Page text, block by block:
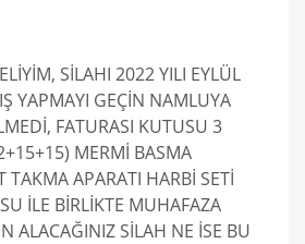
SİLAHI 2022 YILI EYLÜL
YAPMAYI GEÇİN NAMLUYA
FATURASI KUTUSU 3
MERMİ BASMA
TAKMA APARATI HARBİ SETİ
İLE BİRLİKTE MUHAFAZA
ALACAĞINIZ SİLAH NE İSE BU